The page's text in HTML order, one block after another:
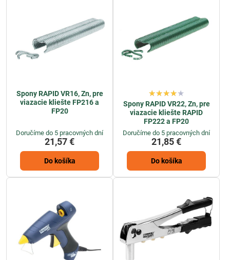
Spony RAPID VR16, Zn, pre
viazacie kliešte FP216 a
FP20
Doručíme do 5 pracovných dní
21,57 €
Do košíka
Spony RAPID VR22, Zn, pre
viazacie kliešte RAPID
FP222 a FP20
Doručíme do 5 pracovných dní
21,85 €
Do košíka